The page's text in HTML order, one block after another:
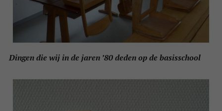
Dingen die wij in de jaren ’80 deden op de basisschool